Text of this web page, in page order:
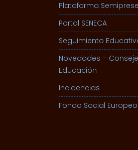
Plataforma
Portal SENECA
Seguimiento
Novedades –
Educación
Incidencias
Fondo Social Europeo